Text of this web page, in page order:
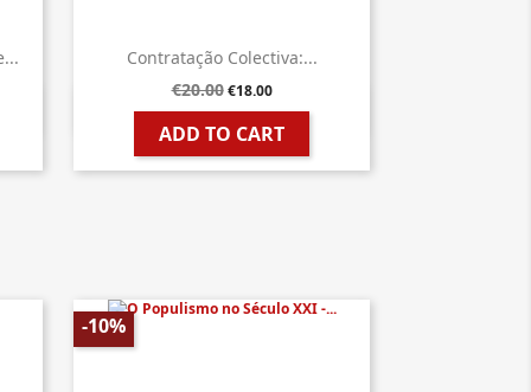
Contratação Colectiva:...
€20.00 €18.00
ADD TO CART
 Quick view
-10%